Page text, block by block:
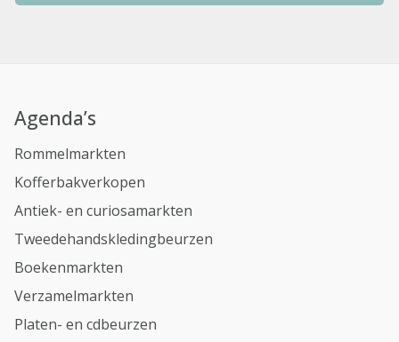
Agenda’s
Rommelmarkten
Kofferbakverkopen
Antiek- en curiosamarkten
Tweedehandskledingbeurzen
Boekenmarkten
Verzamelmarkten
Platen- en cdbeurzen